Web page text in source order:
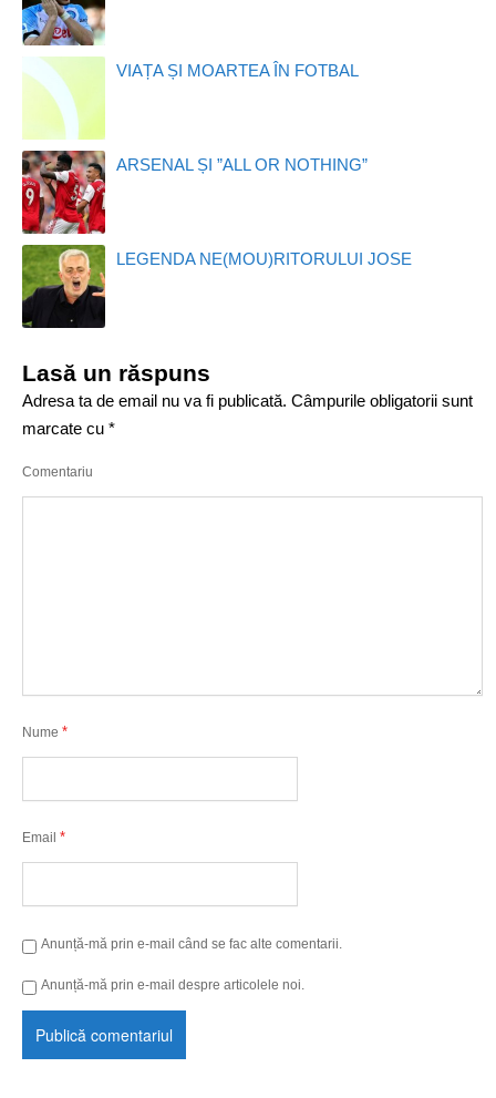
VIAȚA ȘI MOARTEA ÎN FOTBAL
ARSENAL ȘI ”ALL OR NOTHING”
LEGENDA NE(MOU)RITORULUI JOSE
Lasă un răspuns
Adresa ta de email nu va fi publicată. Câmpurile obligatorii sunt
marcate cu *
Comentariu
Nume *
Email *
Anunță-mă prin e-mail când se fac alte comentarii.
Anunță-mă prin e-mail despre articolele noi.